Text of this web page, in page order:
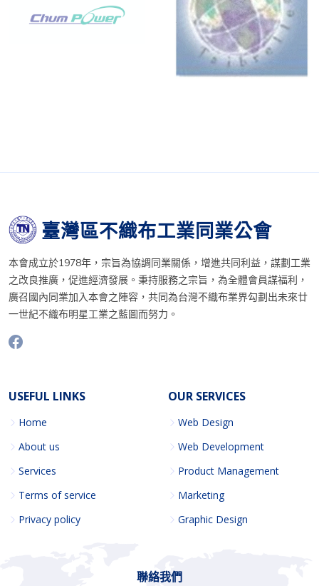
臺灣區不織布工業同業公會
本會成立於1978年，宗旨為協調同業關係，增進共同利益，謀劃工業
之改良推廣，促進經濟發展。秉持服務之宗旨，為全體會員謀福利，
廣召國內同業加入本會之陣容，共同為台灣不織布業界勾劃出未來廿
一世紀不織布明星工業之藍圖而努力。
USEFUL LINKS
Home
About us
Services
Terms of service
Privacy policy
OUR SERVICES
Web Design
Web Development
Product Management
Marketing
Graphic Design
聯絡我們